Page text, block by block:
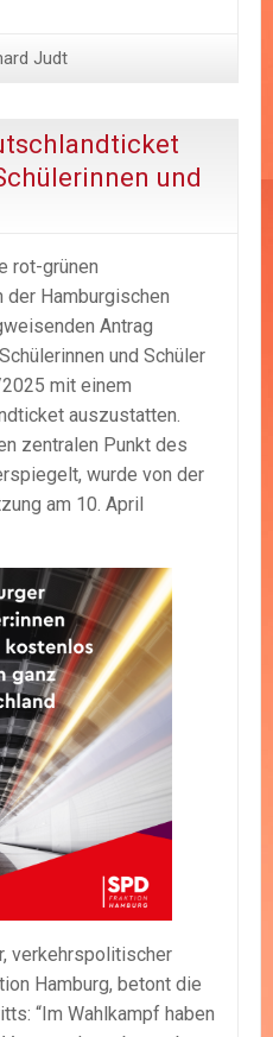
Judt
und
rot-grünen
der Hamburgischen
Antrag
und Schüler
mit einem
auszustatten.
zentralen Punkt des
wurde von der
am 10. April
verkehrspolitischer
Hamburg, betont die
“Im Wahlkampf haben